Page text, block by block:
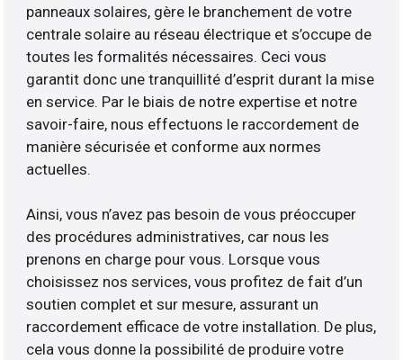
panneaux solaires, gère le branchement de votre
centrale solaire au réseau électrique et s’occupe de
toutes les formalités nécessaires. Ceci vous
garantit donc une tranquillité d’esprit durant la mise
en service. Par le biais de notre expertise et notre
savoir-faire, nous effectuons le raccordement de
manière sécurisée et conforme aux normes
actuelles.
Ainsi, vous n’avez pas besoin de vous préoccuper
des procédures administratives, car nous les
prenons en charge pour vous. Lorsque vous
choisissez nos services, vous profitez de fait d’un
soutien complet et sur mesure, assurant un
raccordement efficace de votre installation. De plus,
cela vous donne la possibilité de produire votre